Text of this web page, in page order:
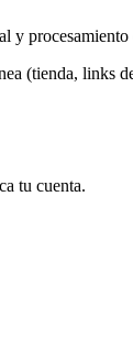
y procesamiento
(tienda, links
tu cuenta.